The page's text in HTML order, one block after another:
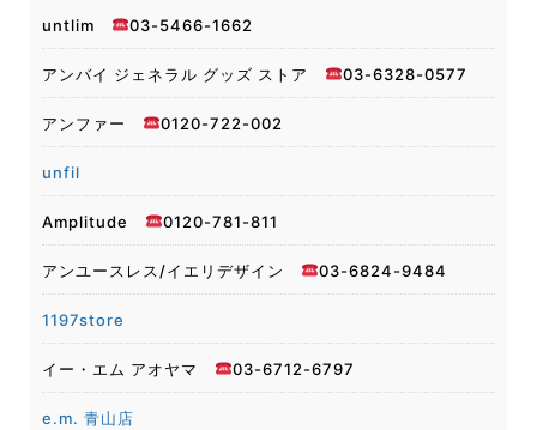
untlim 03-5466-1662
アンバイ ジェネラル グッズ ストア 03-6328-0577
アンファー 0120-722-002
unfil
Amplitude 0120-781-811
アンユースレス/イエリデザイン 03-6824-9484
1197store
イー・エム アオヤマ 03-6712-6797
e.m. 青山店